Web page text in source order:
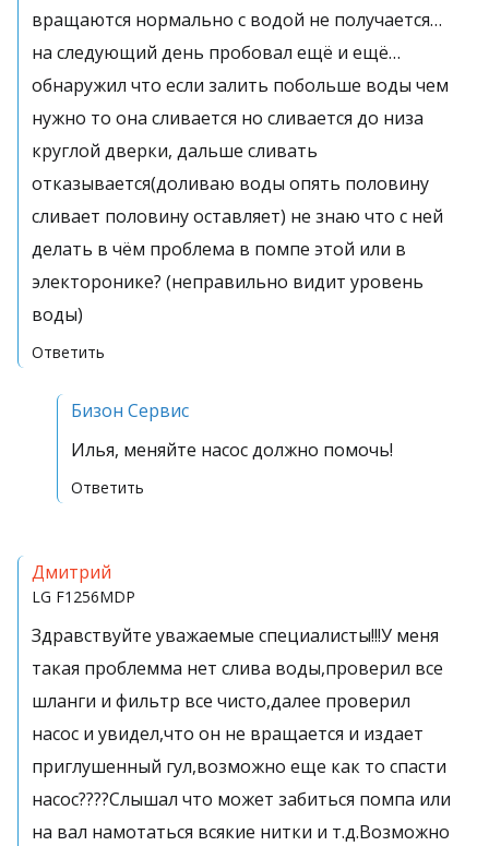
вращаются нормально с водой не получается…
на следующий день пробовал ещё и ещё…
обнаружил что если залить побольше воды чем
нужно то она сливается но сливается до низа
круглой дверки, дальше сливать
отказывается(доливаю воды опять половину
сливает половину оставляет) не знаю что с ней
делать в чём проблема в помпе этой или в
электоронике? (неправильно видит уровень
воды)
Ответить
Бизон Сервис
Илья, меняйте насос должно помочь!
Ответить
Дмитрий
LG F1256MDP
Здравствуйте уважаемые специалисты!!!У меня
такая проблемма нет слива воды,проверил все
шланги и фильтр все чисто,далее проверил
насос и увидел,что он не вращается и издает
приглушенный гул,возможно еще как то спасти
насос????Слышал что может забиться помпа или
на вал намотаться всякие нитки и т.д.Возможно